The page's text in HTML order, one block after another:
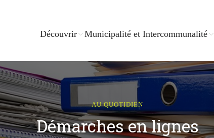
Découvrir Municipalité et Intercommunalité
AU QUOTIDIEN
Démarches en lignes